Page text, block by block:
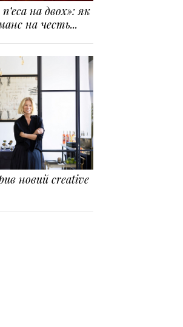
на двох»: як
на честь...
новий creative